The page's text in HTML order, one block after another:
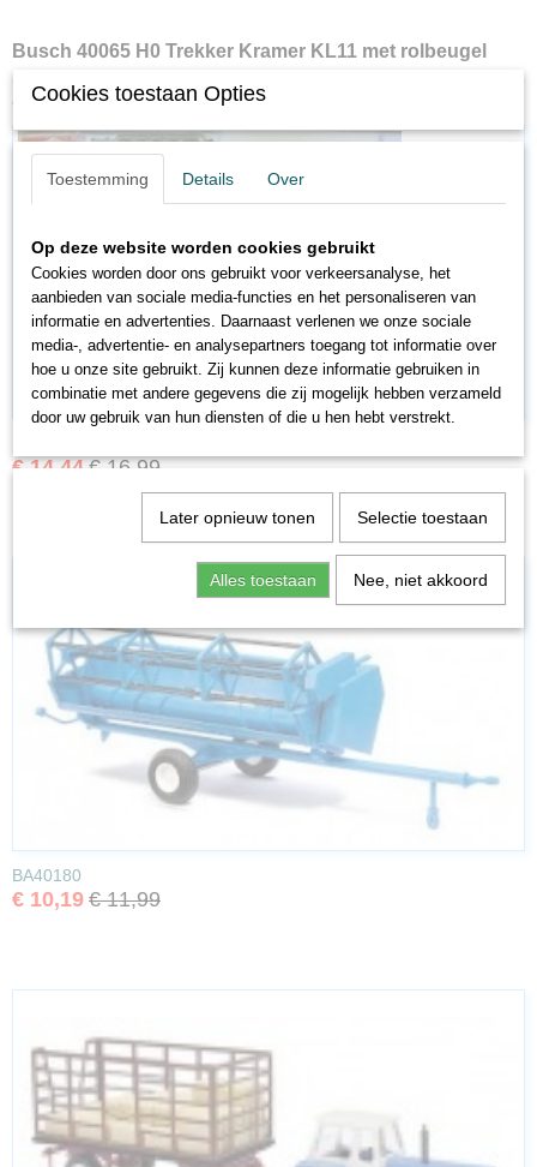
Busch 40065 H0 Trekker Kramer KL11 met rolbeugel
Ook interessant
€ 14,44 € 16,99
BA40180
€ 10,19 € 11,99
Cookies toestaan Opties
Toestemming Details Over
Op deze website worden cookies gebruikt
Cookies worden door ons gebruikt voor verkeersanalyse, het
aanbieden van sociale media-functies en het personaliseren van
informatie en advertenties. Daarnaast verlenen we onze sociale
media-, advertentie- en analysepartners toegang tot informatie over
hoe u onze site gebruikt. Zij kunnen deze informatie gebruiken in
combinatie met andere gegevens die zij mogelijk hebben verzameld
door uw gebruik van hun diensten of die u hen hebt verstrekt.
Later opnieuw tonen Selectie toestaan
Alles toestaan Nee, niet akkoord